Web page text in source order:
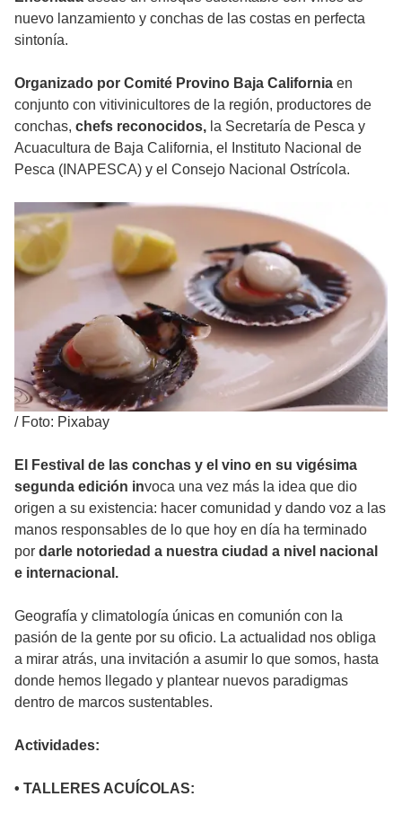
nuevo lanzamiento y conchas de las costas en perfecta
sintonía.
Organizado por Comité Provino Baja California en
conjunto con vitivinicultores de la región, productores de
conchas, chefs reconocidos, la Secretaría de Pesca y
Acuacultura de Baja California, el Instituto Nacional de
Pesca (INAPESCA) y el Consejo Nacional Ostrícola.
/ Foto: Pixabay
El Festival de las conchas y el vino en su vigésima
segunda edición invoca una vez más la idea que dio
origen a su existencia: hacer comunidad y dando voz a las
manos responsables de lo que hoy en día ha terminado
por darle notoriedad a nuestra ciudad a nivel nacional
e internacional.
Geografía y climatología únicas en comunión con la
pasión de la gente por su oficio. La actualidad nos obliga
a mirar atrás, una invitación a asumir lo que somos, hasta
donde hemos llegado y plantear nuevos paradigmas
dentro de marcos sustentables.
Actividades:
• TALLERES ACUÍCOLAS: